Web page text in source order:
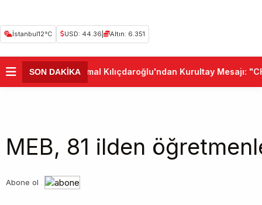
İstanbul12°C USD: 44.36 Altın: 6.351
SON DAKİKA
•Kemal Kılıçdaroğlu'ndan Kurultay Mesajı:
MEB, 81 ilden
Abone ol